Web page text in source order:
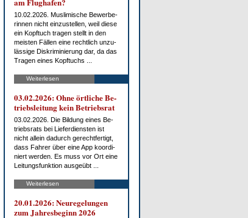
10.02.2026. Mus­li­mi­sche Be­wer­be­
rin­nen nicht ein­zu­stel­len, weil die­se
ein Kopf­tuch tra­gen stellt in den
meis­ten Fäl­len ei­ne recht­lich un­zu­
läs­si­ge Dis­kri­mi­nie­rung dar, da das
Tra­gen ei­nes Kopf­tuchs ...
Weiterlesen
03.02.2026: Oh­ne ört­li­che Be­
triebs­lei­tung kein Be­triebs­rat
03.02.2026. Die Bil­dung ei­nes Be­
triebs­rats bei Lie­fer­diens­ten ist
nicht al­lein da­durch ge­recht­fer­tigt,
dass Fah­rer über ei­ne App ko­or­di­
niert wer­den. Es muss vor Ort ei­ne
Lei­tungs­funk­ti­on aus­ge­übt ...
Weiterlesen
20.01.2026: Neu­re­ge­lun­gen
zum Jah­res­be­ginn 2026